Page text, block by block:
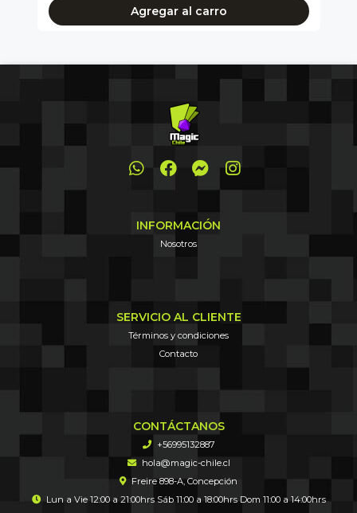
Agregar al carro
INFORMACIÓN
Nosotros
SERVICIO AL CLIENTE
Términos y condiciones
Contacto
CONTÁCTANOS
+56995132887
hola@magic-chile.cl
Freire 898-A, Concepción
Lun a Vie 12:00 a 21:00hrs Sáb 11:00 a 18:00hrs Dom 11:00 a 14:00hrs